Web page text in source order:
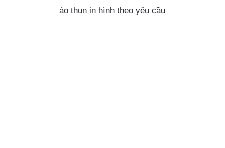
áo thun in hình theo yêu cầu